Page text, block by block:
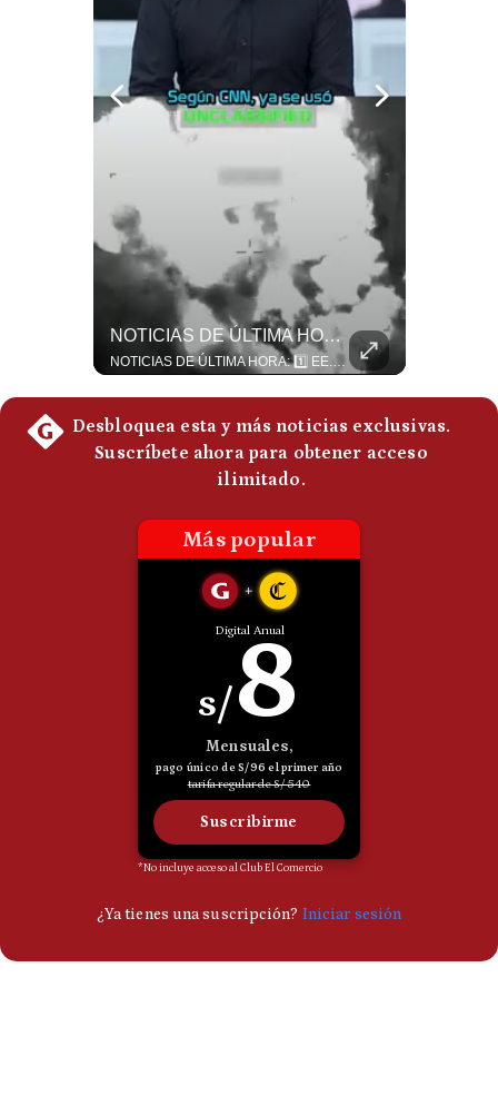
Condiciones
Privacidad
NOTICIAS DE ÚLTIMA HORA: EE.UU. Se Queda Sin Misiles En Medio Oriente